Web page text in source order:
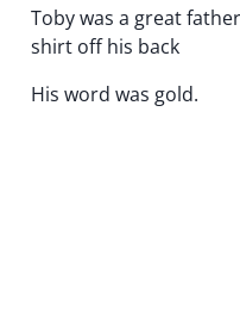
Toby was a great
shirt off his back
His word was gold.